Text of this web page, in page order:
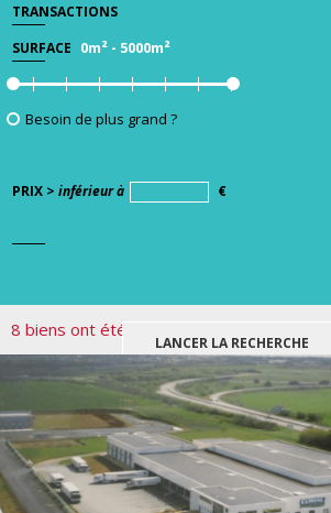
TRANSACTIONS
SURFACE 0m² - 5000m²
Besoin de plus grand ?
PRIX > inférieur à €
8 biens ont été trouvés pour votre